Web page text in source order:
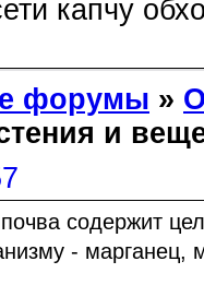
капчу
форумы »
и
содержит
- марганец,